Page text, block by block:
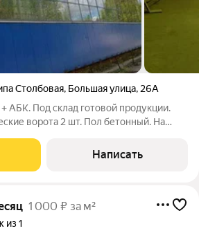
Столбовая, Большая улица, 26А
АБК. Под склад готовой продукции.
ворота 2 шт. Пол бетонный. На
деления/увеличения площади.
Общая
Написать
1 000 ₽ за м²
из 1